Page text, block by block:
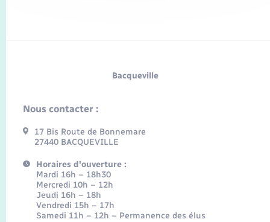
Bacqueville
Nous contacter :
17 Bis Route de Bonnemare
27440 BACQUEVILLE
Horaires d'ouverture :
Mardi 16h – 18h30
Mercredi 10h – 12h
Jeudi 16h – 18h
Vendredi 15h – 17h
Samedi 11h – 12h – Permanence des élus